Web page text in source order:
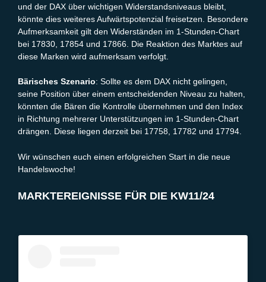
und der DAX über wichtigen Widerstandsniveaus bleibt,
könnte dies weiteres Aufwärtspotenzial freisetzen. Besondere
Aufmerksamkeit gilt den Widerständen im 1-Stunden-Chart
bei 17830, 17854 und 17866. Die Reaktion des Marktes auf
diese Marken wird aufmerksam verfolgt.
Bärisches Szenario: Sollte es dem DAX nicht gelingen,
seine Position über einem entscheidenden Niveau zu halten,
könnten die Bären die Kontrolle übernehmen und den Index
in Richtung mehrerer Unterstützungen im 1-Stunden-Chart
drängen. Diese liegen derzeit bei 17758, 17782 und 17794.
Wir wünschen euch einen erfolgreichen Start in die neue
Handelswoche!
MARKTEREIGNISSE FÜR DIE KW11/24